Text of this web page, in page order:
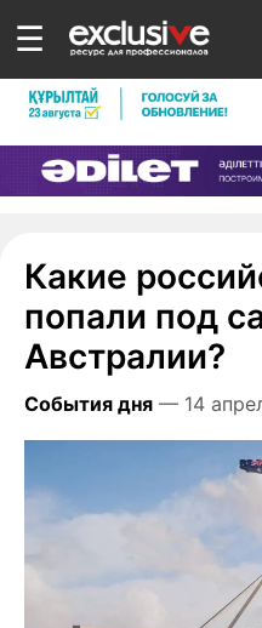
☰
Какие
попали под
Австралии?
События дня — 14